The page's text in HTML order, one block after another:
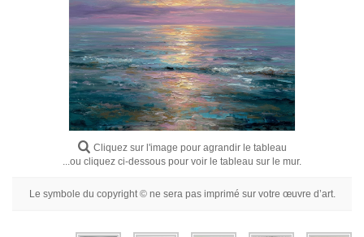
Cliquez sur l'image pour agrandir le tableau
...ou cliquez ci-dessous pour voir le tableau sur le mur.
Le symbole du copyright © ne sera pas imprimé sur votre œuvre d’art.